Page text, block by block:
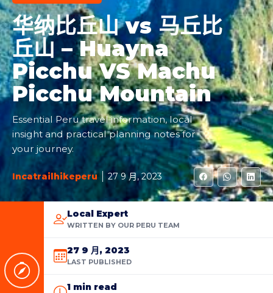
华纳比丘山 vs 马丘比
丘山 – Huayna
Picchu VS Machu
Picchu Mountain
Essential Peru travel information, local
insight and practical planning notes for
your journey.
Incatrailhikeperu 27 9 月, 2023
Local Expert
WRITTEN BY OUR PERU TEAM
27 9 月, 2023
LAST PUBLISHED
1 min read